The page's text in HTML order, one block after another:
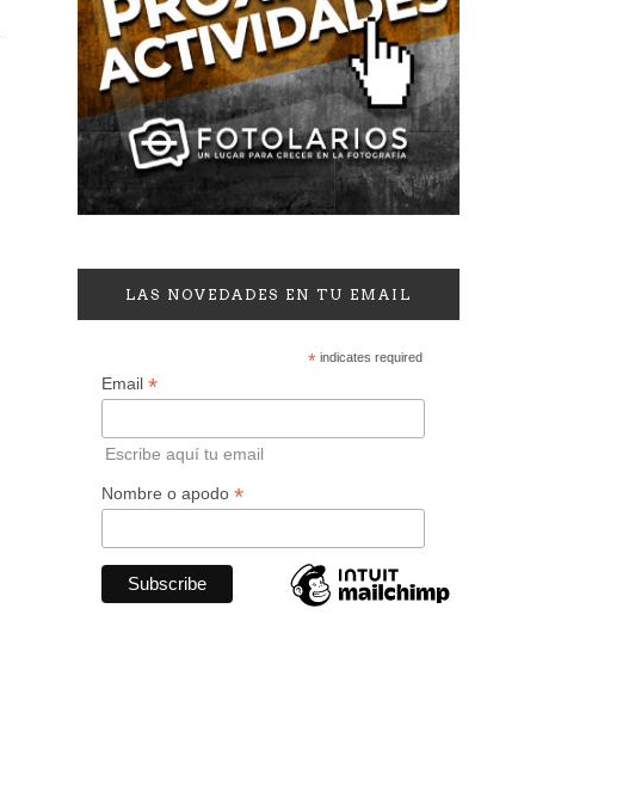
LAS NOVEDADES EN TU EMAIL
*indicates required
Email *
Escribe aquí tu email
Nombre o apodo *